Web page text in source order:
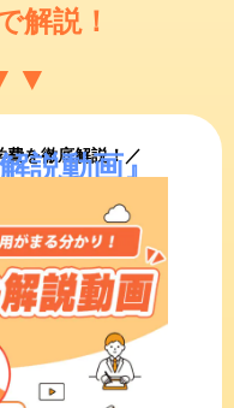
解説！
▼
を徹底解説！／
説動画』